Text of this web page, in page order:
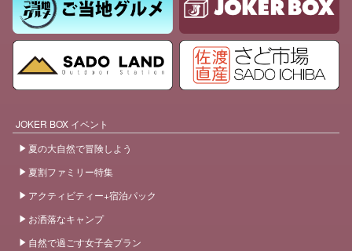
JOKER BOX イベント
夏の大自然で冒険しよう
夏割ファミリー特集
アクティビティー+宿泊パック
お洒落なキャンプ
自然で過ごす女子会プラン